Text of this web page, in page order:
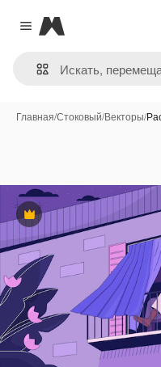
Close menu
Magnific
Главная/Стоковый/Векторы/
Премиум